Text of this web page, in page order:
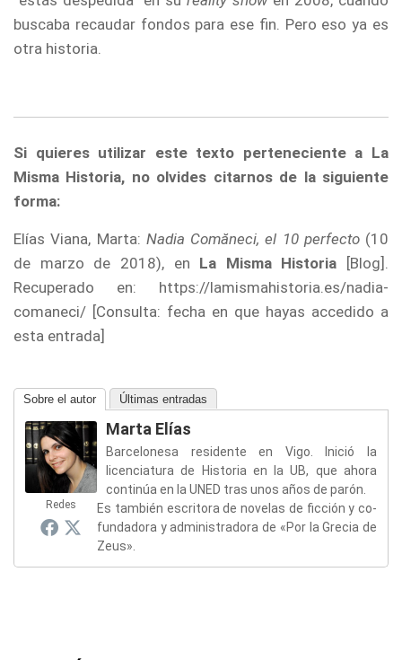
buscaba recaudar fondos para ese fin. Pero eso ya es
otra historia.
Si quieres utilizar este texto perteneciente a La
Misma Historia, no olvides citarnos de la siguiente
forma:
Elías Viana, Marta: Nadia Comăneci, el 10 perfecto (10
de marzo de 2018), en La Misma Historia [Blog].
Recuperado en: https://lamismahistoria.es/nadia-
comaneci/ [Consulta: fecha en que hayas accedido a
esta entrada]
Sobre el autor Últimas entradas
Redes
Marta Elías
Barcelonesa residente en Vigo. Inició la
licenciatura de Historia en la UB, que ahora
continúa en la UNED tras unos años de parón.
Es también escritora de novelas de ficción y co-
fundadora y administradora de «Por la Grecia de
Zeus».